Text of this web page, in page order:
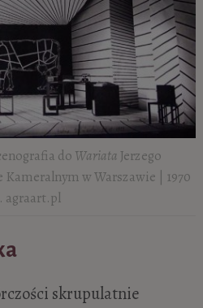
do Wariata Jerzego
w Warszawie | 1970
agraart.pl
skrupulatnie